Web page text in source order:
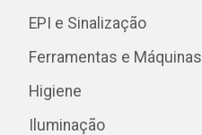
EPI e Sinalização
Ferramentas e Máquinas
Higiene
Iluminação